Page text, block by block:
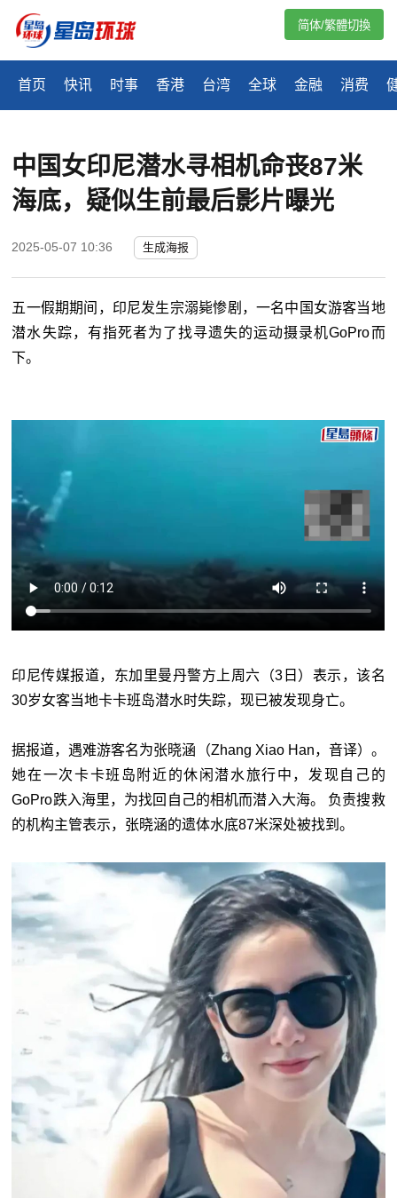
首页 快讯 时事 香港 台湾 全球 金融 消费
简体/繁體切換
中国女印尼潜水寻相机命丧87米
海底，疑似生前最后影片曝光
2025-05-07 10:36 生成海报
五一假期期间，印尼发生宗溺毙惨剧，一名中国女游客当地
潜水失踪，有指死者为了找寻遗失的运动摄录机GoPro而
下。
印尼传媒报道，东加里曼丹警方上周六（3日）表示，该名
30岁女客当地卡卡班岛潜水时失踪，现已被发现身亡。
据报道，遇难游客名为张晓涵（Zhang Xiao Han，音译）。
她在一次卡卡班岛附近的休闲潜水旅行中，发现自己的
GoPro跌入海里，为找回自己的相机而潜入大海。 负责搜救
的机构主管表示，张晓涵的遗体水底87米深处被找到。